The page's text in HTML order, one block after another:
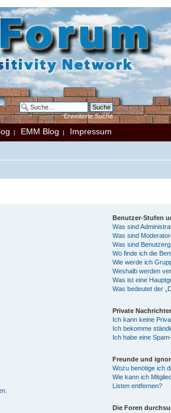
Erweiterte Suche
| EMM Blog | Impressum
Benutzer-Stufen
Was sind
Was sind
Was sind
Wo finde ich die
Wie werde ich
Weshalb werden
Was ist eine
Was bedeutet der
Private
Ich kann keine
Ich bekomme
Ich habe eine
Freunde und
Wozu benötige ich
Wie kann ich
Listen entfernen?
Die Foren